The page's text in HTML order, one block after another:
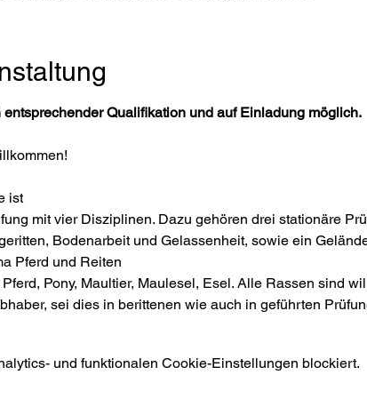
entsprechender Qualifikation und auf Einladung möglich.
ist
mit vier Disziplinen. Dazu gehören drei stationäre
Bodenarbeit und Gelassenheit, sowie ein
Pferd und Reiten
Pony, Maultier, Maulesel, Esel. Alle Rassen sind
sei dies in berittenen wie auch in geführten
und funktionalen Cookie-Einstellungen blockiert.